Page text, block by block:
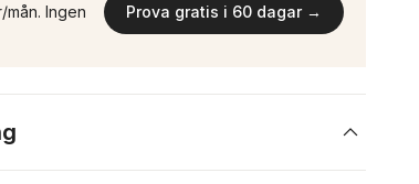
Ingen
Prova gratis i 60 dagar →